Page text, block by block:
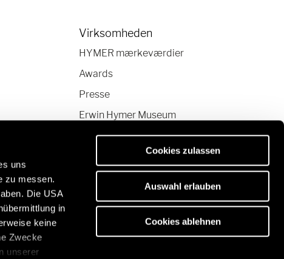
uns
zu messen.
Die USA
in
keine
Zwecke
unserer
Cookies zulassen
Auswahl erlauben
Cookies ablehnen
Virksomheden
HYMER mærkeværdier
Awards
Presse
Erwin Hymer Museum
høj kvalitet:
dk/da